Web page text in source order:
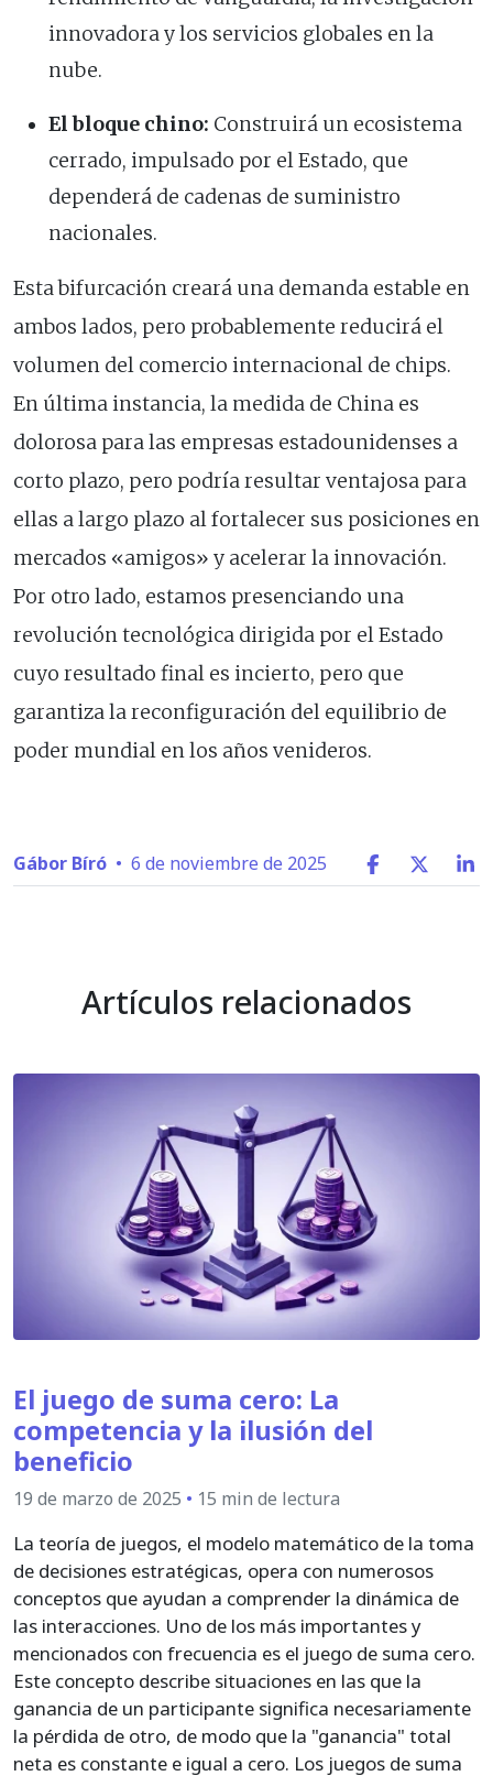
innovadora y los servicios globales en la
nube.
El bloque chino: Construirá un ecosistema
cerrado, impulsado por el Estado, que
dependerá de cadenas de suministro
nacionales.
Esta bifurcación creará una demanda estable en
ambos lados, pero probablemente reducirá el
volumen del comercio internacional de chips.
En última instancia, la medida de China es
dolorosa para las empresas estadounidenses a
corto plazo, pero podría resultar ventajosa para
ellas a largo plazo al fortalecer sus posiciones en
mercados «amigos» y acelerar la innovación.
Por otro lado, estamos presenciando una
revolución tecnológica dirigida por el Estado
cuyo resultado final es incierto, pero que
garantiza la reconfiguración del equilibrio de
poder mundial en los años venideros.
Gábor Bíró • 6 de noviembre de 2025
Artículos relacionados
El juego de suma cero: La
competencia y la ilusión del
beneficio
19 de marzo de 2025 • 15 min de lectura
La teoría de juegos, el modelo matemático de la toma
de decisiones estratégicas, opera con numerosos
conceptos que ayudan a comprender la dinámica de
las interacciones. Uno de los más importantes y
mencionados con frecuencia es el juego de suma cero.
Este concepto describe situaciones en las que la
ganancia de un participante significa necesariamente
la pérdida de otro, de modo que la "ganancia" total
neta es constante e igual a cero. Los juegos de suma